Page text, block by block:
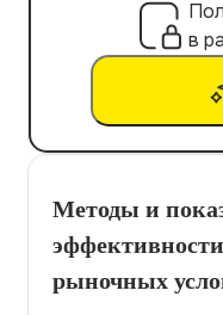
в
Методы и
рыночных